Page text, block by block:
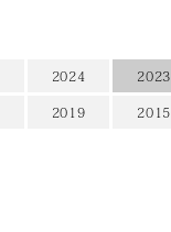
2024 2023
2019 2015